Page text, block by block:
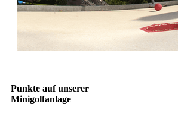
Punkte auf unserer
Minigolfanlage